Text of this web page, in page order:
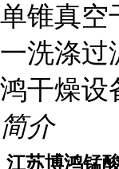
单锥真空
一洗涤过
鸿干燥设
简介
江苏博鸿锰